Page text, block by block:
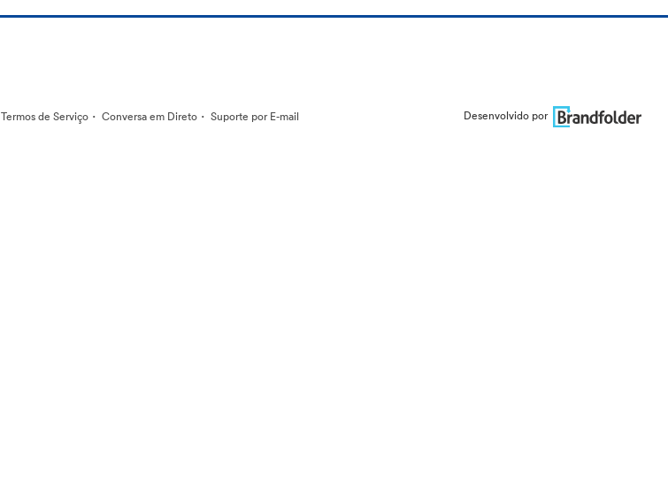
Termos de Serviço · Conversa em Direto · Suporte por E-mail Desenvolvido por